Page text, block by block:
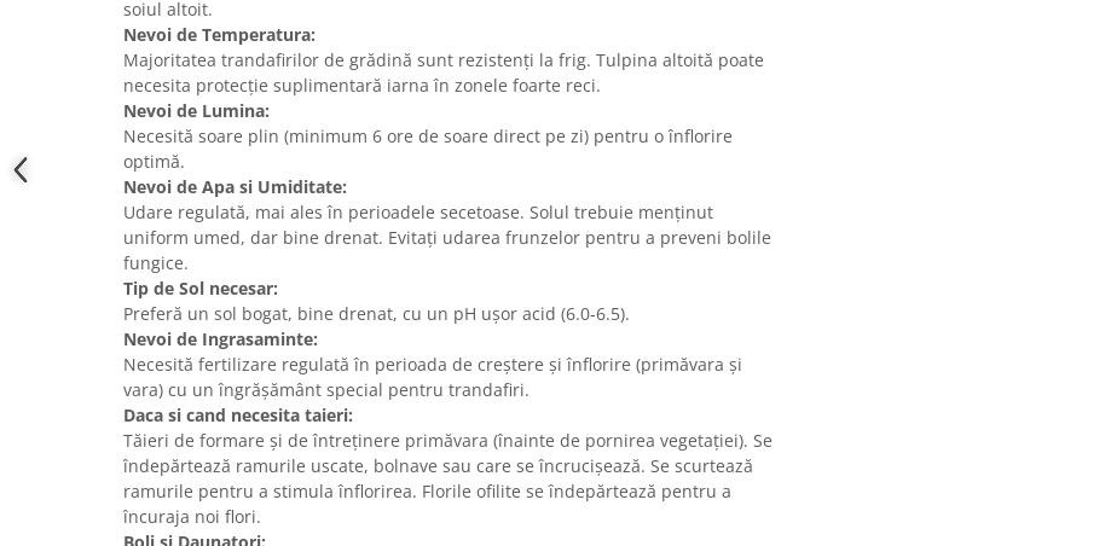
soiul altoit.
Nevoi de Temperatura:
Majoritatea trandafirilor de grădină sunt rezistenți la frig. Tulpina altoită poate
necesita protecție suplimentară iarna în zonele foarte reci.
Nevoi de Lumina:
Necesită soare plin (minimum 6 ore de soare direct pe zi) pentru o înflorire
optimă.
Nevoi de Apa si Umiditate:
Udare regulată, mai ales în perioadele secetoase. Solul trebuie menținut
uniform umed, dar bine drenat. Evitați udarea frunzelor pentru a preveni bolile
fungice.
Tip de Sol necesar:
Preferă un sol bogat, bine drenat, cu un pH ușor acid (6.0-6.5).
Nevoi de Ingrasaminte:
Necesită fertilizare regulată în perioada de creștere și înflorire (primăvara și
vara) cu un îngrășământ special pentru trandafiri.
Daca si cand necesita taieri:
Tăieri de formare și de întreținere primăvara (înainte de pornirea vegetației). Se
îndepărtează ramurile uscate, bolnave sau care se încrucișează. Se scurtează
ramurile pentru a stimula înflorirea. Florile ofilite se îndepărtează pentru a
încuraja noi flori.